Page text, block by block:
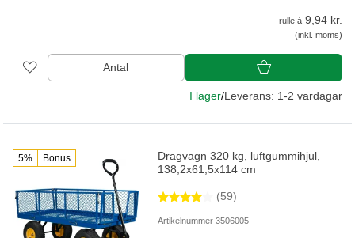
rulle á 9,94 kr.
(inkl. moms)
Antal
I lager/Leverans: 1-2 vardagar
5% Bonus
Dragvagn 320 kg, luftgummihjul,
138,2x61,5x114 cm
(59)
Artikelnummer 3506005